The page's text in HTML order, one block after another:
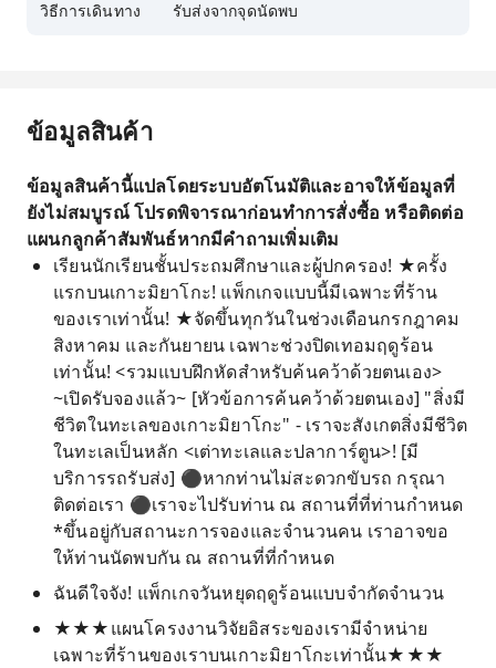
วิธีการเดินทาง รับส่งจากจุดนัดพบ
ข้อมูลสินค้า
ข้อมูลสินค้านี้แปลโดยระบบอัตโนมัติและอาจให้ข้อมูลที่
ยังไม่สมบูรณ์ โปรดพิจารณาก่อนทำการสั่งซื้อ หรือติดต่อ
แผนกลูกค้าสัมพันธ์หากมีคำถามเพิ่มเติม
เรียนนักเรียนชั้นประถมศึกษาและผู้ปกครอง! ★ครั้ง
แรกบนเกาะมิยาโกะ! แพ็กเกจแบบนี้มีเฉพาะที่ร้าน
ของเราเท่านั้น! ★จัดขึ้นทุกวันในช่วงเดือนกรกฎาคม
สิงหาคม และกันยายน เฉพาะช่วงปิดเทอมฤดูร้อน
เท่านั้น! <รวมแบบฝึกหัดสำหรับค้นคว้าด้วยตนเอง>
~เปิดรับจองแล้ว~ [หัวข้อการค้นคว้าด้วยตนเอง] "สิ่งมี
ชีวิตในทะเลของเกาะมิยาโกะ" - เราจะสังเกตสิ่งมีชีวิต
ในทะเลเป็นหลัก <เต่าทะเลและปลาการ์ตูน>! [มี
บริการรถรับส่ง] ⚫︎หากท่านไม่สะดวกขับรถ กรุณา
ติดต่อเรา ⚫︎เราจะไปรับท่าน ณ สถานที่ที่ท่านกำหนด
*ขึ้นอยู่กับสถานะการจองและจำนวนคน เราอาจขอ
ให้ท่านนัดพบกัน ณ สถานที่ที่กำหนด
ฉันดีใจจัง! แพ็กเกจวันหยุดฤดูร้อนแบบจำกัดจำนวน
★★★แผนโครงงานวิจัยอิสระของเรามีจำหน่าย
เฉพาะที่ร้านของเราบนเกาะมิยาโกะเท่านั้น★★★